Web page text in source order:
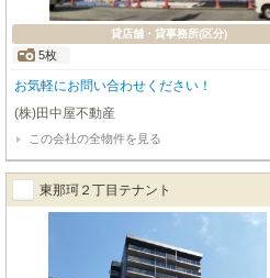
貸店舗・貸事務所(区分)
5枚
お気軽にお問い合わせください！
(株)田中屋不動産
この会社の全物件を見る
東那珂２丁目テナント